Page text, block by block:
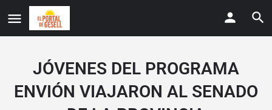
JÓVENES DEL PROGRAMA
ENVIÓN VIAJARON AL SENADO